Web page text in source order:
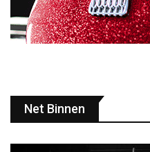
Net Binnen